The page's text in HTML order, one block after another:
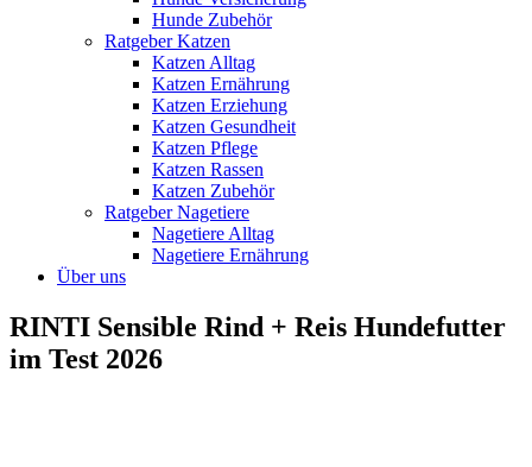
Hunde Zubehör
Ratgeber Katzen
Katzen Alltag
Katzen Ernährung
Katzen Erziehung
Katzen Gesundheit
Katzen Pflege
Katzen Rassen
Katzen Zubehör
Ratgeber Nagetiere
Nagetiere Alltag
Nagetiere Ernährung
Über uns
RINTI Sensible Rind + Reis Hundefutter
im Test 2026